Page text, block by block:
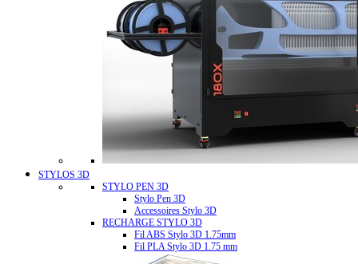
STYLOS 3D
STYLO PEN 3D
Stylo Pen 3D
Accessoires Stylo 3D
RECHARGE STYLO 3D
Fil ABS Stylo 3D 1.75mm
Fil PLA Stylo 3D 1.75 mm